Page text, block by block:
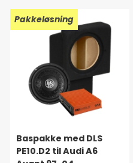
Pakkeløsning
Baspakke med DLS
PE10.D2 til Audi A6